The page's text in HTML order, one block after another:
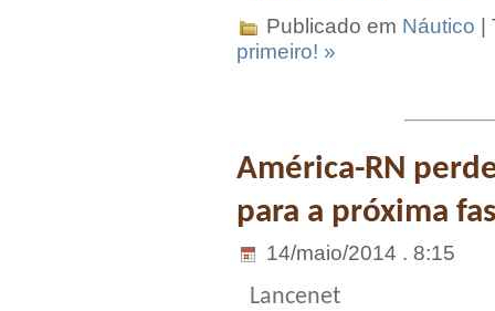
Publicado em Náutico
primeiro! »
América-RN
para a próxima
14/maio/2014 . 8:15
Lancenet